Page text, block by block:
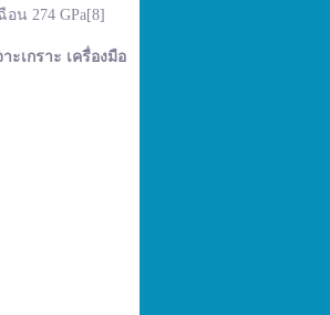
น 274 GPa[8]
เกราะ เครื่องมือ